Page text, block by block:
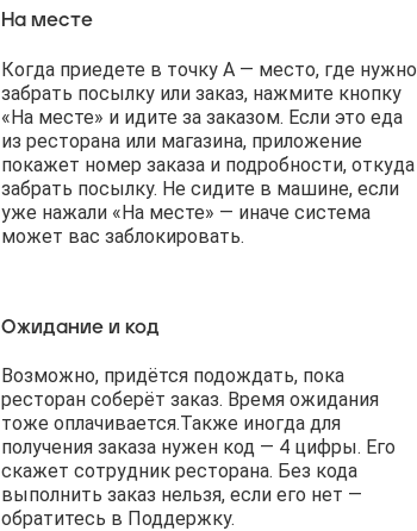
На месте
Когда приедете в точку А — место, где нужно
забрать посылку или заказ, нажмите кнопку
«На месте» и идите за заказом. Если это еда
из ресторана или магазина, приложение
покажет номер заказа и подробности, откуда
забрать посылку. Не сидите в машине, если
уже нажали «На месте» — иначе система
может вас заблокировать.
Ожидание и код
Возможно, придётся подождать, пока
ресторан соберёт заказ. Время ожидания
тоже оплачивается.Также иногда для
получения заказа нужен код — 4 цифры. Его
скажет сотрудник ресторана. Без кода
выполнить заказ нельзя, если его нет —
обратитесь в Поддержку.